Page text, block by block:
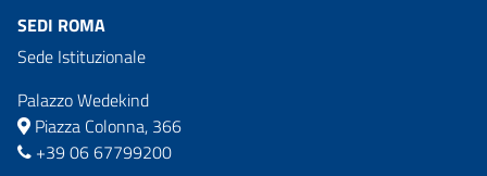
SEDI ROMA
Sede Istituzionale
Palazzo Wedekind
Piazza Colonna, 366
+39 06 67799200